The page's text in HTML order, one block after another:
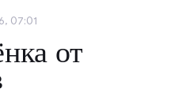
07:01
от